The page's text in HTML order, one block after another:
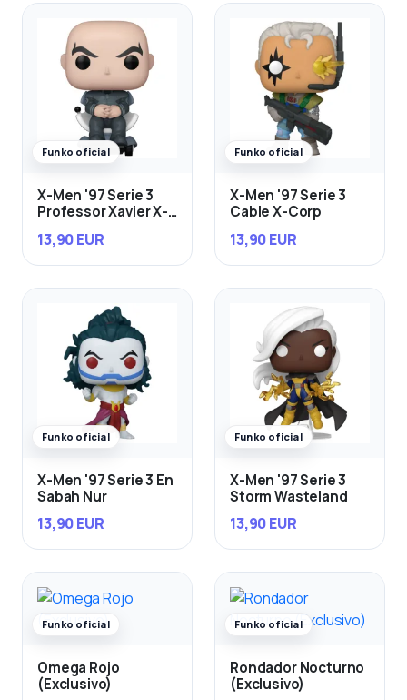
Funko oficial
X-Men '97 Serie 3
Professor Xavier X-
13,90 EUR
Funko oficial
X-Men '97 Serie 3
Cable X-Corp
13,90 EUR
Funko oficial
X-Men '97 Serie 3 En
Sabah Nur
13,90 EUR
Funko oficial
X-Men '97 Serie 3
Storm Wasteland
13,90 EUR
Funko oficial
Omega Rojo
(Exclusivo)
Funko oficial
Rondador Nocturno
(Exclusivo)